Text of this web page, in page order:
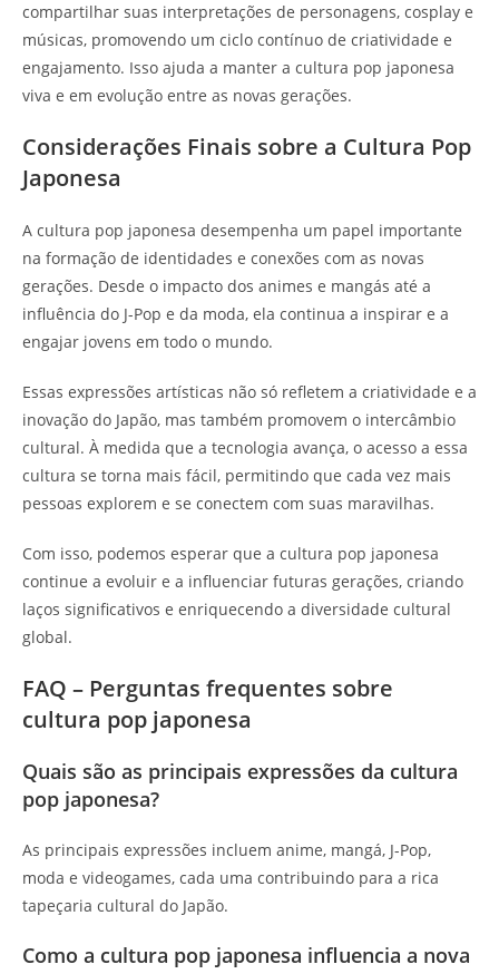
compartilhar suas interpretações de personagens, cosplay e
músicas, promovendo um ciclo contínuo de criatividade e
engajamento. Isso ajuda a manter a cultura pop japonesa
viva e em evolução entre as novas gerações.
Considerações Finais sobre a Cultura Pop
Japonesa
A cultura pop japonesa desempenha um papel importante
na formação de identidades e conexões com as novas
gerações. Desde o impacto dos animes e mangás até a
influência do J-Pop e da moda, ela continua a inspirar e a
engajar jovens em todo o mundo.
Essas expressões artísticas não só refletem a criatividade e a
inovação do Japão, mas também promovem o intercâmbio
cultural. À medida que a tecnologia avança, o acesso a essa
cultura se torna mais fácil, permitindo que cada vez mais
pessoas explorem e se conectem com suas maravilhas.
Com isso, podemos esperar que a cultura pop japonesa
continue a evoluir e a influenciar futuras gerações, criando
laços significativos e enriquecendo a diversidade cultural
global.
FAQ – Perguntas frequentes sobre
cultura pop japonesa
Quais são as principais expressões da cultura
pop japonesa?
As principais expressões incluem anime, mangá, J-Pop,
moda e videogames, cada uma contribuindo para a rica
tapeçaria cultural do Japão.
Como a cultura pop japonesa influencia a nova